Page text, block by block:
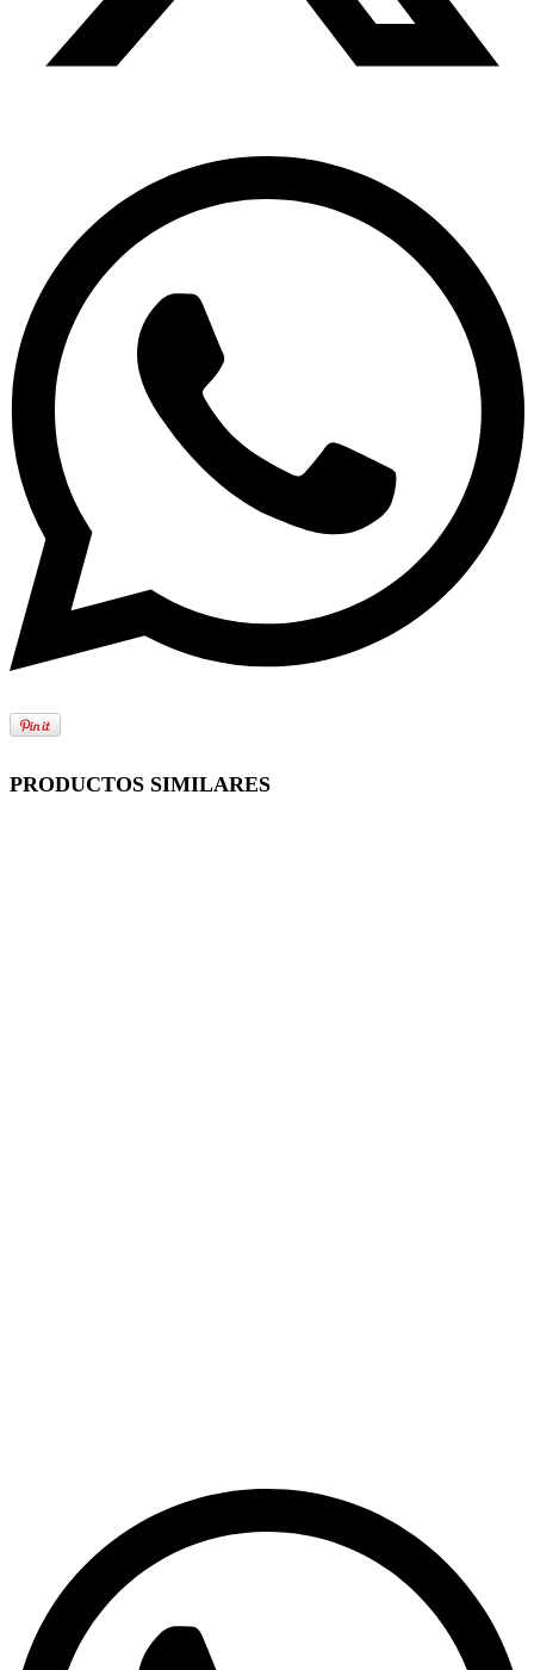
PRODUCTOS SIMILARES